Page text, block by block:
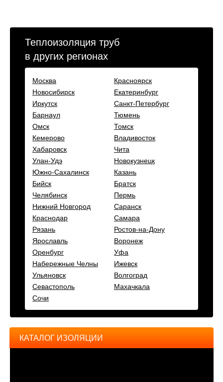
Теплоизоляция труб
в других регионах
Москва
Красноярск
Новосибирск
Екатеринбург
Иркутск
Санкт-Петербург
Барнаул
Тюмень
Омск
Томск
Кемерово
Владивосток
Хабаровск
Чита
Улан-Удэ
Новокузнецк
Южно-Сахалинск
Казань
Бийск
Братск
Челябинск
Пермь
Нижний Новгород
Саранск
Краснодар
Самара
Рязань
Ростов-на-Дону
Ярославль
Воронеж
Оренбург
Уфа
Набережные Челны
Ижевск
Ульяновск
Волгоград
Севастополь
Махачкала
Сочи
КАТАЛОГ ИЗОЛЯЦИИ